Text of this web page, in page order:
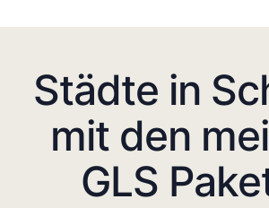
Städte in
mit den
GLS